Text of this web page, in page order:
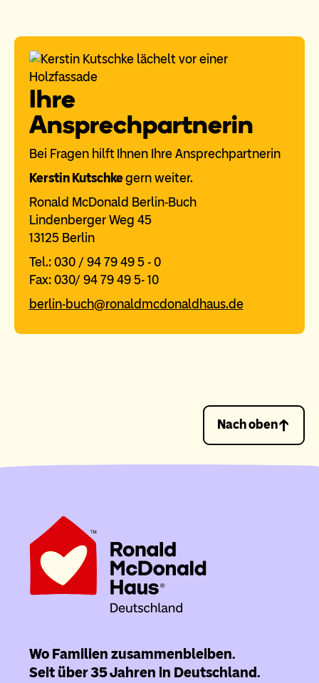
Ihre
Ansprechpartnerin
Bei Fragen hilft Ihnen Ihre Ansprechpartnerin
Kerstin Kutschkegern weiter.
Ronald McDonald Berlin-Buch
Lindenberger Weg 45
13125 Berlin
Tel.: 030 / 94 79 49 5 - 0
Fax: 030/ 94 79 49 5- 10
berlin-buch@ronaldmcdonaldhaus.de
Nach oben
Wo Familien zusammenbleiben.
Seit über 35 Jahren in Deutschland.